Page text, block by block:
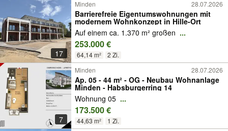
17
Minden 28.07.2026
Barrierefreie Eigentumswohnungen mit
modernem Wohnkonzept in Hille-Ort
Auf einem ca. 1.370 m² großen ...
253.000 €
64,14 m² 2 Zi.
7
Minden 28.07.2026
Ap. 05 - 44 m² - OG - Neubau Wohnanlage
Minden - Habsburgerring 14
Wohnung 05 ...
173.500 €
44,63 m² 1 Zi.